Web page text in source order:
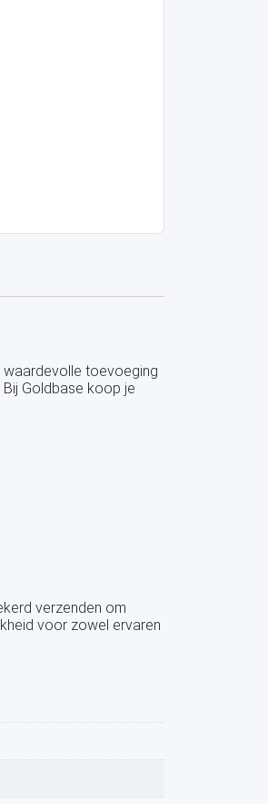
waardevolle toevoeging
Goldbase koop je
verzenden om
voor zowel ervaren